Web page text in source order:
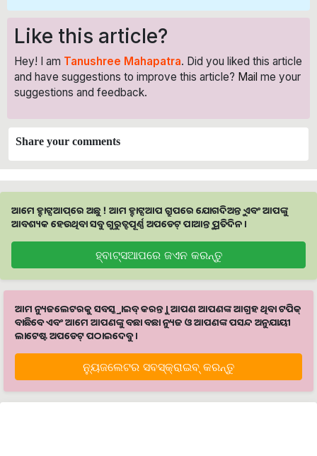
Like this article?
Hey! I am Tanushree Mahapatra. Did you liked this article
and have suggestions to improve this article? Mail me your
suggestions and feedback.
Share your comments
ଆମେ ହ୍ବାଟ୍ସଆପ୍‌ରେ ଅଛୁ ! ଆମ ହ୍ବାଟ୍ସଆପ ଗ୍ରୁପରେ ଯୋଗଦିଅନ୍ତୁ ଏବଂ ଆପଙ୍କୁ
ଆବଶ୍ୟକ ହେଉଥିବା ସବୁ ଗୁରୁତ୍ବପୂର୍ଣ୍ଣ ଅପଡେଟ୍‌ ପାଆନ୍ତୁ ପ୍ରତିଦିନ ।
ହ୍ବାଟ୍ସଆପରେ ଜଏନ କରନ୍ତୁ
ଆମ ନ୍ୟୁଜଲେଟରକୁ ସବସ୍କ୍ରାଇବ୍ କରନ୍ତୁ । ଆପଣ ଆପଣଙ୍କ ଆଗ୍ରହ ଥିବା ଟପିକ୍‌
ବାଛିବେ ଏବଂ ଆମେ ଆପଣଙ୍କୁ ବଛା ବଛା ନ୍ୟୁଜ ଓ ଆପଣଙ୍କ ପସନ୍ଦ ଅନୁଯାୟୀ
ଲାଟେଷ୍ଟ ଅପଡେଟ୍‌ ପଠାଇଦେବୁ ।
ନ୍ୟୁଜଲେଟର ସବସ୍କ୍ରାଇବ୍‌ କରନ୍ତୁ